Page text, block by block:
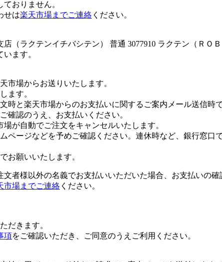
おりません。
せは楽天市場までご連絡 ください。
（ラクテンイチバシテン） 普通 3077910 ラクテン（ＲＯ
ます。
市場からお送りいたします。
ます。
時と楽天市場からのお支払いに関するご案内メール送信時
確認のうえ、お支払いください。
が自動でご注文をキャンセルいたします。
ページなどを予めご確認ください。連休時など、銀行窓口
お願いいたします。
者様以外の名義でお支払いいただいた場合、お支払いの確
市場までご連絡 ください。
だきます。
項をご確認いただき、ご同意のうえご利用ください。